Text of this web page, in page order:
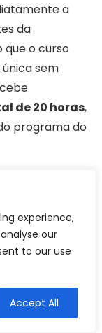
experience,
our
to our use
Accept All
a
da
o curso
sem
de 20 horas,
programa do
em Letras)